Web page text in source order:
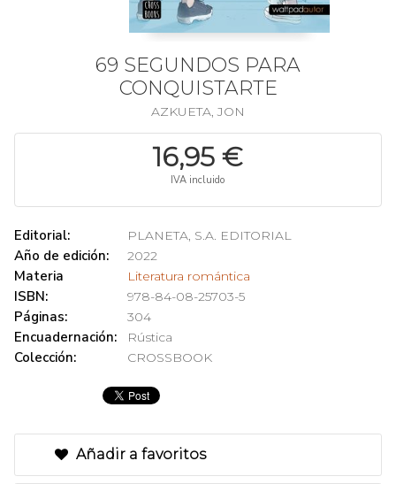
69 SEGUNDOS PARA
CONQUISTARTE
AZKUETA, JON
16,95 €
IVA incluido
Editorial: PLANETA, S.A. EDITORIAL
Año de edición: 2022
Materia Literatura romántica
ISBN: 978-84-08-25703-5
Páginas: 304
Encuadernación: Rústica
Colección: CROSSBOOK
Añadir a favoritos